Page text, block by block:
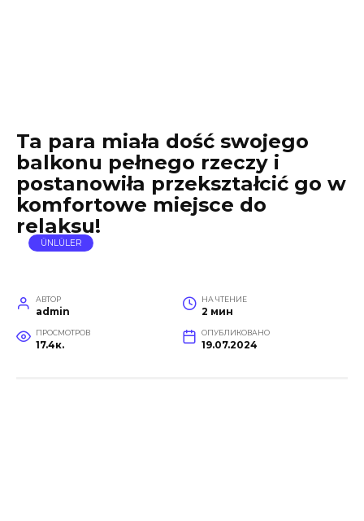
Ta para miała dość swojego
balkonu pełnego rzeczy i
postanowiła przekształcić go w
komfortowe miejsce do
relaksu!
ÜNLÜLER
АВТОР
admin
НА ЧТЕНИЕ
2 мин
ПРОСМОТРОВ
17.4к.
ОПУБЛИКОВАНО
19.07.2024